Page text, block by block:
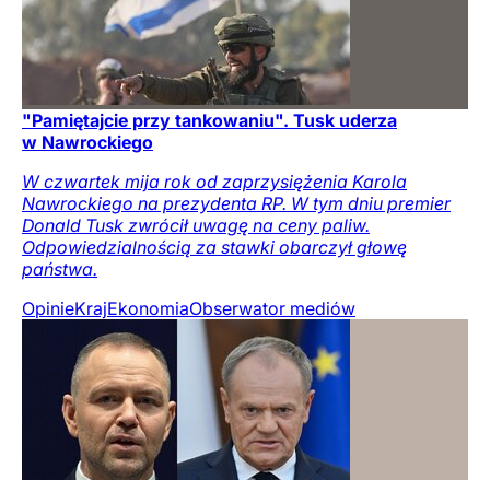
"Pamiętajcie przy tankowaniu". Tusk uderza
w Nawrockiego
W czwartek mija rok od zaprzysiężenia Karola
Nawrockiego na prezydenta RP. W tym dniu premier
Donald Tusk zwrócił uwagę na ceny paliw.
Odpowiedzialnością za stawki obarczył głowę
państwa.
OpinieKrajEkonomiaObserwator mediów